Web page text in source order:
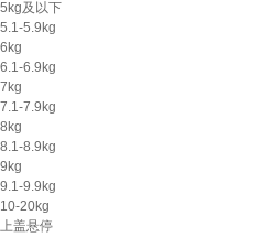
5kg及以下
5.1-5.9kg
6kg
6.1-6.9kg
7kg
7.1-7.9kg
8kg
8.1-8.9kg
9kg
9.1-9.9kg
10-20kg
上盖悬停